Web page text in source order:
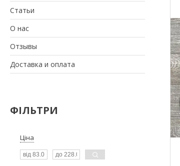
Статьи
О нас
Отзывы
Доставка и оплата
ФІЛЬТРИ
Ціна